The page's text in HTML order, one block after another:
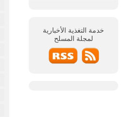
خدمة التغذية الأخبارية
لمجلة المسلح